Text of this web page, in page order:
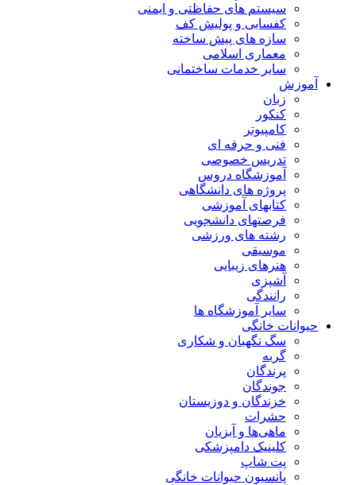
سیستم های حفاظتی و ایمنی
کفسابی و پولیش کف
سازه های پیش ساخته
معماری اسلامی
سایر خدمات ساختمانی
آموزش
زبان
کنکور
کامپیوتر
فنی و حرفه ای
تدریس خصوصی
آموزشگاه دروس
پروژه های دانشگاهی
کتابهای آموزشی
فرصتهای دانشجویی
رشته های ورزشی
موسیقی
هنرهای زیبایی
آشپزی
رانندگی
سایر آموزشگاه ها
حیوانات خانگی
سگ نگهبان و شکاری
گربه
پرندگان
جوندگان
خزندگان و دوزیستان
حشرات
ماهی‌ها و آبزیان
کلینیک دامپزشکی
پت شاپ
پانسیون حیوانات خانگی